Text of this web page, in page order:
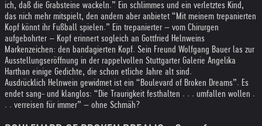
ich, daß die Grabsteine wackeln.” Ein schlimmes und ein verletztes Kind,
das nich mehr mitspielt, den andern aber anbietet “Mit meinem trepanierten
Kopf könnt ihr Fußball spielen.” Ein trepanierter – vom Chirurgen
aufgebohrter – Kopf erinnert sogleich an Gottfried Helnweins
Markenzeichen: den bandagierten Kopf. Sein Freund Wolfgang Bauer las zur
Ausstellungseröffnung in der rappelvollen Stuttgarter Galerie Angelika
Harthan einige Gedichte, die schon etliche Jahre alt sind.
Ausdrücklich Helnwein gewidmet ist ein “Boulevard of Broken Dreams”. Es
endet sang- und klanglos: “Die Traurigkeit festhalten . . . umfallen wollen .
. . verreisen für immer” – ohne Schmäh?